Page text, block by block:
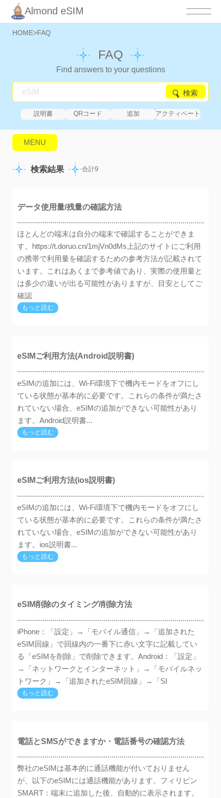
Almond eSIM
HOME>FAQ
FAQ
Find answers to your questions
検索
説明書 QRコード 追加
アクティベート
MENU
検索結果 合計9
データ使用量/残量の確認方法
ほとんどの端末は自分の端末で確認することができま
す。https://t.doruo.cn/1mjVn0dMs上記のサイトにご利用
の携帯で利用量を確認するための参考方法が記載されて
います。これはあくまで参考値であり、実際の使用量と
は多少の違いが出る可能性がありますが、目安としてご
確認
もっと読む
eSIMご利用方法(Android説明書)
eSIMの追加には、Wi-Fi環境下で機内モードをオフにし
ている状態が基本的に必要です。これらの条件が満たさ
れていない場合、eSIMの追加ができない可能性があり
ます。Android説明書...
もっと読む
eSIMご利用方法(ios説明書)
eSIMの追加には、Wi-Fi環境下で機内モードをオフにし
ている状態が基本的に必要です。これらの条件が満たさ
れていない場合、eSIMの追加ができない可能性があり
ます。ios説明書...
もっと読む
eSIM削除のタイミング/削除方法
iPhone：「設定」→「モバイル通信」→「追加された
eSIM回線」で回線内の一番下に赤い文字に記載してい
る「eSIMを削除」で削除できます。Android：「設定」
→「ネットワークとインターネット」→「モバイルネッ
トワーク」→「追加されたeSIM回線」→「SI
もっと読む
電話とSMSができますか・電話番号の確認方法
弊社のeSIMは基本的に通話機能が付いておりません
が、以下のeSIMには通話機能があります。フィリピン
SMART：端末に追加した後、自動的に表示されます。